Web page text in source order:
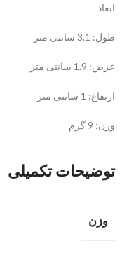
ابعاد
طول: 3.1 سانتی متر
عرض: 1.9 سانتی متر
ارتفاع: 1 سانتی متر
وزن: 9 گرم
توضیحات تکمیلی
وزن